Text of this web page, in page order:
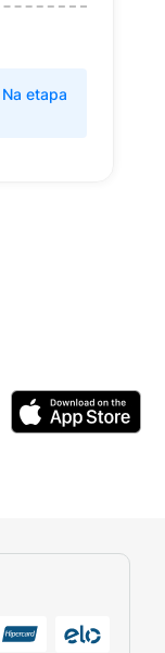
etapa